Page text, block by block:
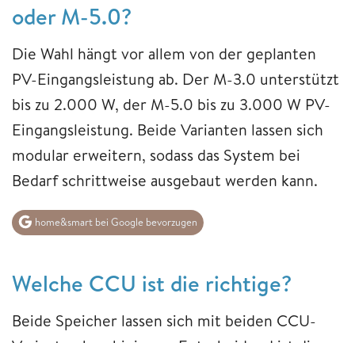
oder M-5.0?
Die Wahl hängt vor allem von der geplanten
PV-Eingangsleistung ab. Der M-3.0 unterstützt
bis zu 2.000 W, der M-5.0 bis zu 3.000 W PV-
Eingangsleistung. Beide Varianten lassen sich
modular erweitern, sodass das System bei
Bedarf schrittweise ausgebaut werden kann.
home&smart bei Google bevorzugen
Welche CCU ist die richtige?
Beide Speicher lassen sich mit beiden CCU-